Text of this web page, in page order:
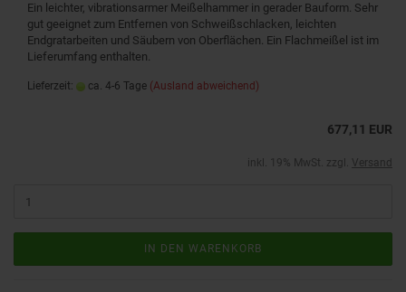
Ein leichter, vibrationsarmer Meißelhammer in gerader Bauform. Sehr
gut geeignet zum Entfernen von Schweißschlacken, leichten
Endgratarbeiten und Säubern von Oberflächen. Ein Flachmeißel ist im
Lieferumfang enthalten.
Lieferzeit: ca. 4-6 Tage (Ausland abweichend)
677,11 EUR
inkl. 19% MwSt. zzgl. Versand
IN DEN WARENKORB